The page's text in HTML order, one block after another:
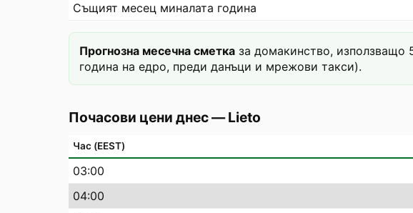
Същият месец миналата година
Прогнозна месечна сметка за домакинство, използващо
година на едро, преди данъци и мрежови такси).
Почасови цени днес—Lieto
Час (EEST)
03:00
04:00